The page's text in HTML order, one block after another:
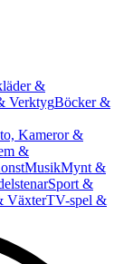
&
VerktygBöcker &
Kameror &
&
MusikMynt &
Sport &
VäxterTV-spel &